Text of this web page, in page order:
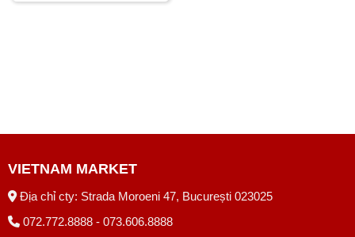
VIETNAM MARKET
Địa chỉ cty: Strada Moroeni 47, București 023025
072.772.8888 - 073.606.8888